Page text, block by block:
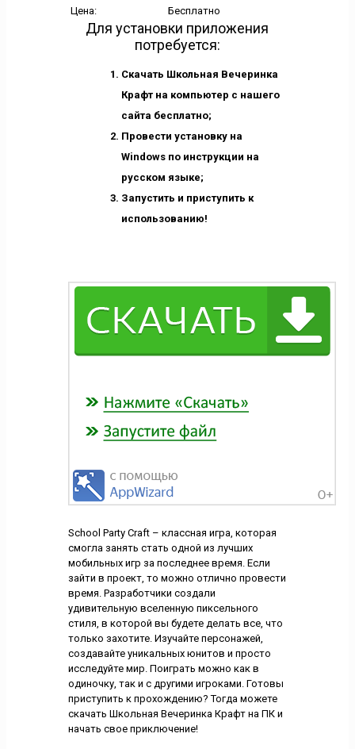
Цена:
Бесплатно
Для установки приложения
потребуется:
Скачать Школьная Вечеринка
Крафт на компьютер с нашего
сайта бесплатно;
Провести установку на
Windows по инструкции на
русском языке;
Запустить и приступить к
использованию!
School Party Craft – классная игра, которая
смогла занять стать одной из лучших
мобильных игр за последнее время. Если
зайти в проект, то можно отлично провести
время. Разработчики создали
удивительную вселенную пиксельного
стиля, в которой вы будете делать все, что
только захотите. Изучайте персонажей,
создавайте уникальных юнитов и просто
исследуйте мир. Поиграть можно как в
одиночку, так и с другими игроками. Готовы
приступить к прохождению? Тогда можете
скачать Школьная Вечеринка Крафт на ПК и
начать свое приключение!